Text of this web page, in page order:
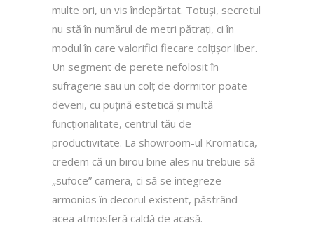
multe ori, un vis îndepărtat. Totuși, secretul
nu stă în numărul de metri pătrați, ci în
modul în care valorifici fiecare colțișor liber.
Un segment de perete nefolosit în
sufragerie sau un colț de dormitor poate
deveni, cu puțină estetică și multă
funcționalitate, centrul tău de
productivitate. La showroom-ul Kromatica,
credem că un birou bine ales nu trebuie să
„sufoce” camera, ci să se integreze
armonios în decorul existent, păstrând
acea atmosferă caldă de acasă.